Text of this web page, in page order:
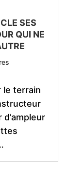
SES
QUI NE
le terrain